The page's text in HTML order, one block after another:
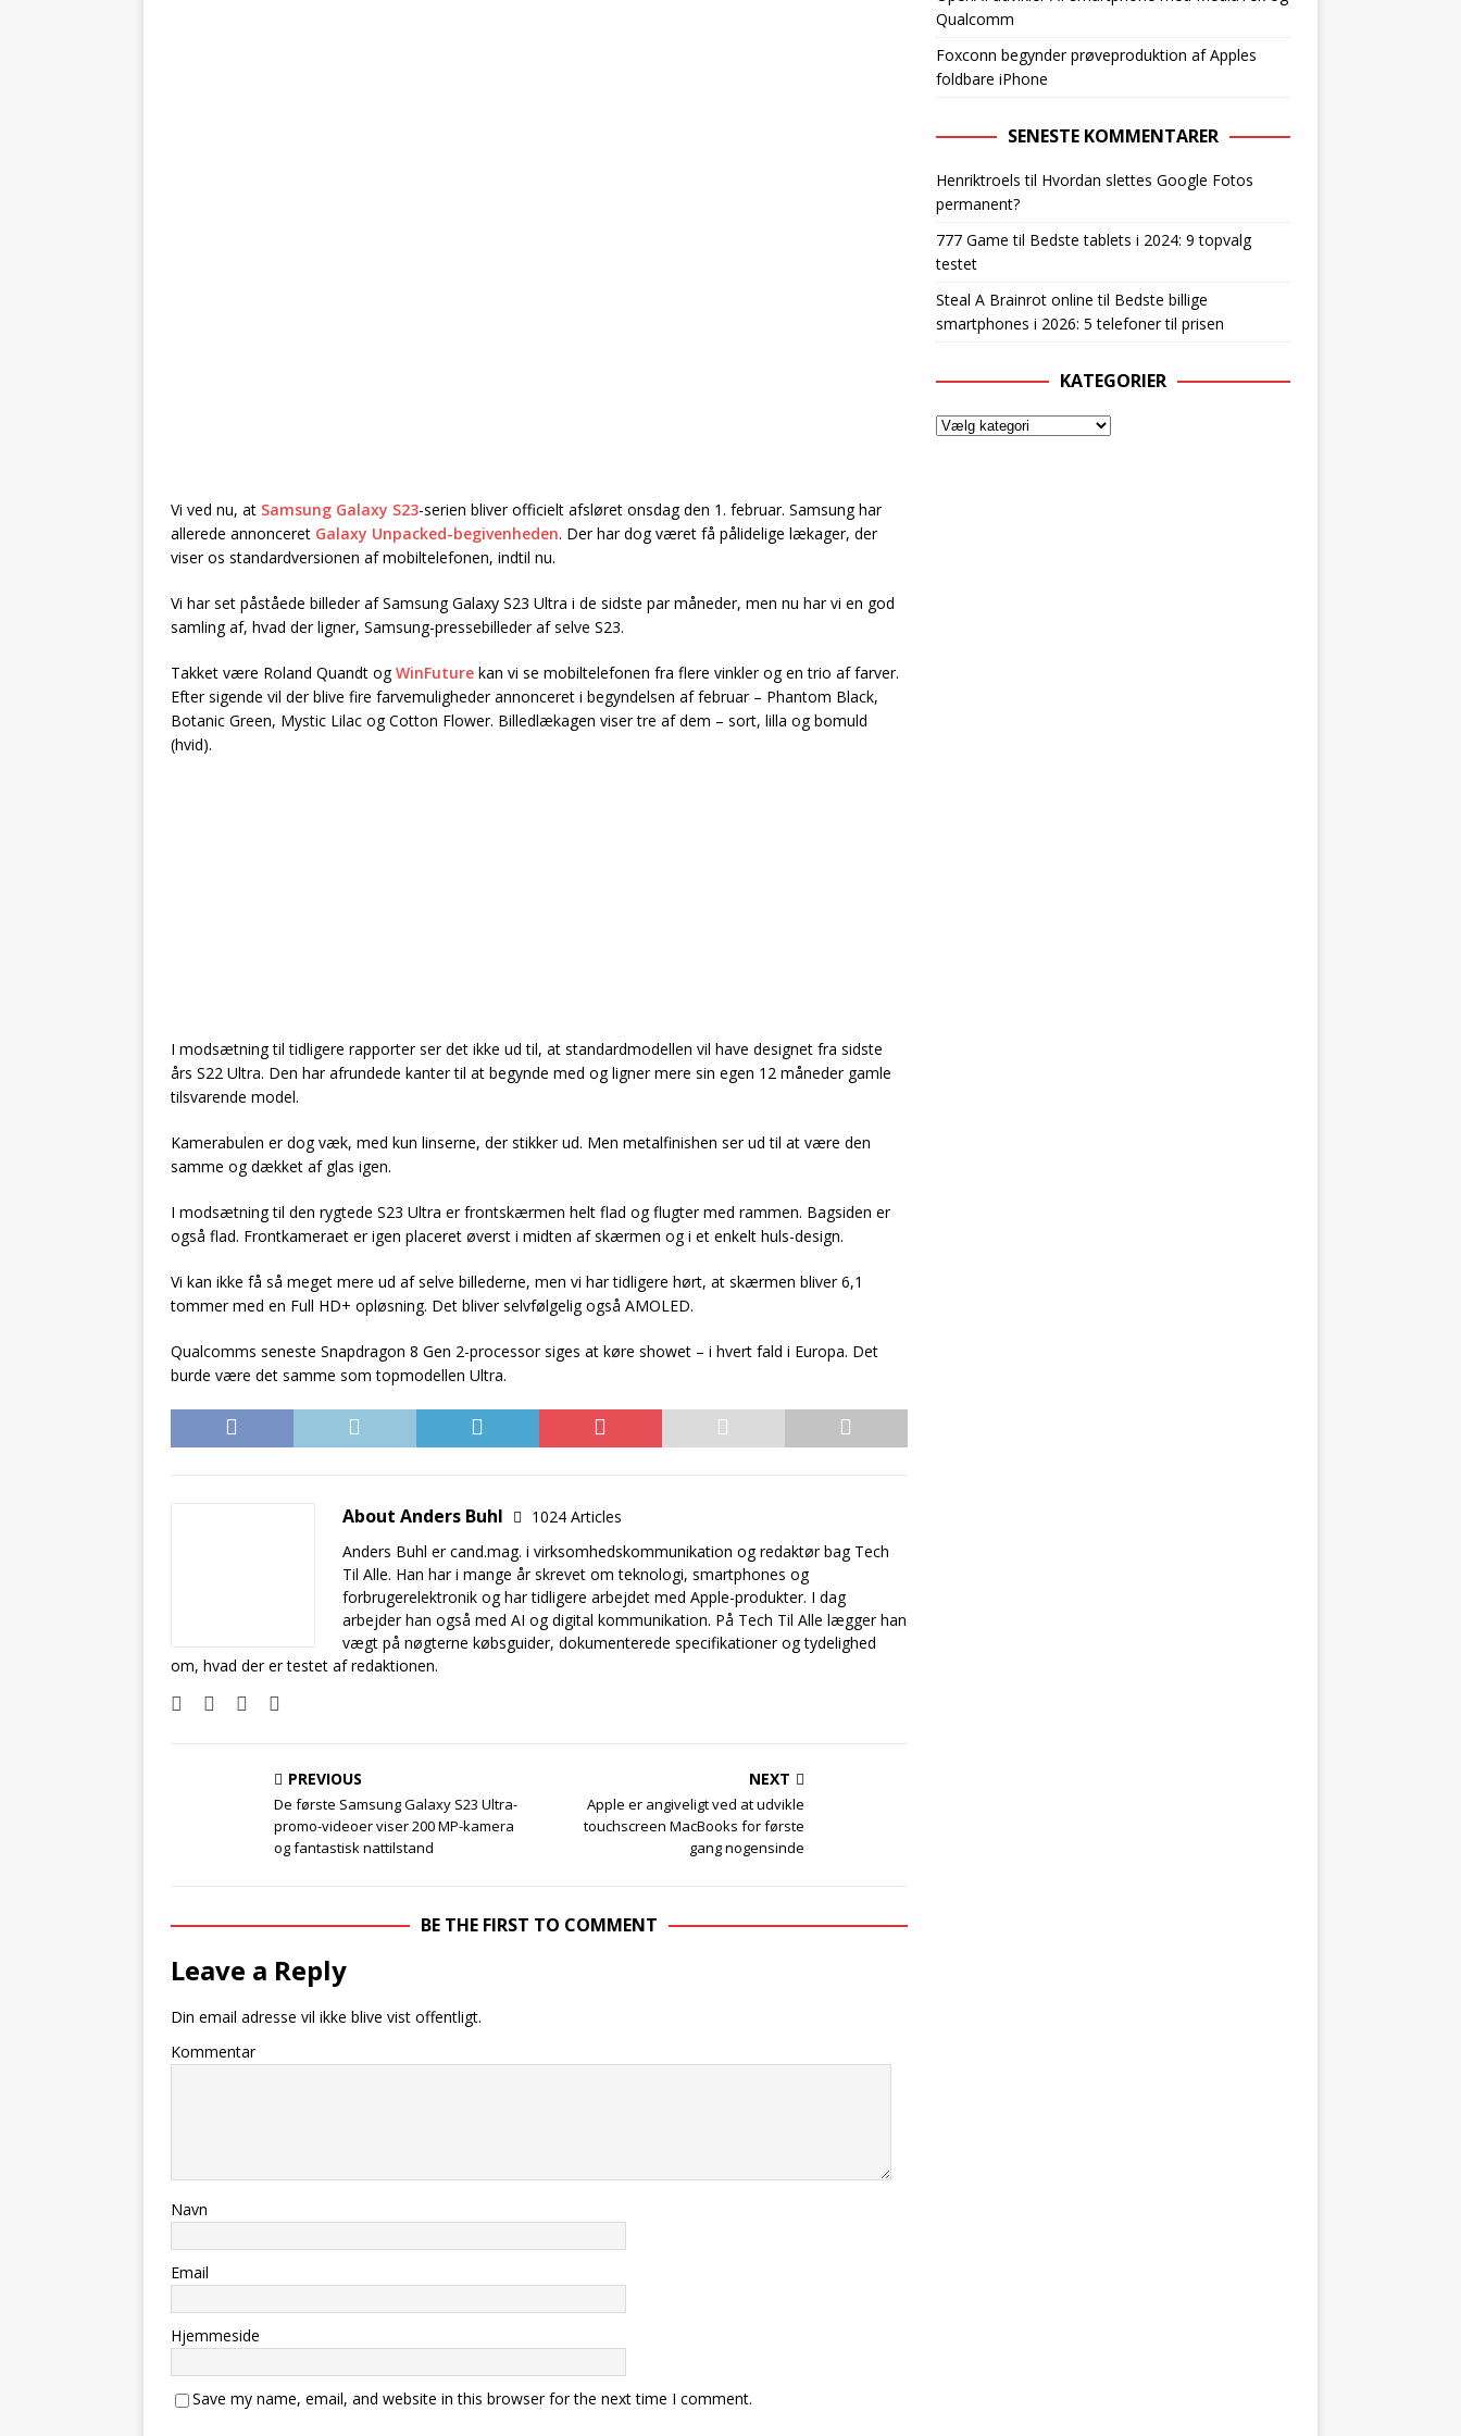
Vi ved nu, at Samsung Galaxy S23-serien bliver officielt afsløret onsdag den 1. februar. Samsung har
allerede annonceret Galaxy Unpacked-begivenheden. Der har dog været få pålidelige lækager, der
viser os standardversionen af mobiltelefonen, indtil nu.
Vi har set påståede billeder af Samsung Galaxy S23 Ultra i de sidste par måneder, men nu har vi en god
samling af, hvad der ligner, Samsung-pressebilleder af selve S23.
Takket være Roland Quandt ogWinFuture kan vi se mobiltelefonen fra flere vinkler og en trio af farver.
Efter sigende vil der blive fire farvemuligheder annonceret i begyndelsen af februar – Phantom Black,
Botanic Green, Mystic Lilac og Cotton Flower. Billedlækagen viser tre af dem – sort, lilla og bomuld
(hvid).
I modsætning til tidligere rapporter ser det ikke ud til, at standardmodellen vil have designet fra sidste
års S22 Ultra. Den har afrundede kanter til at begynde med og ligner mere sin egen 12 måneder gamle
tilsvarende model.
Kamerabulen er dog væk, med kun linserne, der stikker ud. Men metalfinishen ser ud til at være den
samme og dækket af glas igen.
I modsætning til den rygtede S23 Ultra er frontskærmen helt flad og flugter med rammen. Bagsiden er
også flad. Frontkameraet er igen placeret øverst i midten af skærmen og i et enkelt huls-design.
Vi kan ikke få så meget mere ud af selve billederne, men vi har tidligere hørt, at skærmen bliver 6,1
tommer med en Full HD+ opløsning. Det bliver selvfølgelig også AMOLED.
Qualcomms seneste Snapdragon 8 Gen 2-processor siges at køre showet – i hvert fald i Europa. Det
burde være det samme som topmodellen Ultra.
About Anders Buhl
1024 Articles
Anders Buhl er cand.mag. i virksomhedskommunikation og redaktør bag Tech
Til Alle. Han har i mange år skrevet om teknologi, smartphones og
forbrugerelektronik og har tidligere arbejdet med Apple-produkter. I dag
arbejder han også med AI og digital kommunikation. På Tech Til Alle lægger han
vægt på nøgterne købsguider, dokumenterede specifikationer og tydelighed
om, hvad der er testet af redaktionen.
PREVIOUS
De første Samsung Galaxy S23 Ultra-
promo-videoer viser 200 MP-kamera
og fantastisk nattilstand
NEXT
Apple er angiveligt ved at udvikle
touchscreen MacBooks for første
gang nogensinde
BE THE FIRST TO COMMENT
Leave a Reply
Din email adresse vil ikke blive vist offentligt.
Kommentar
Navn
Email
Hjemmeside
Save my name, email, and website in this browser for the next time I comment.
Qualcomm
Foxconn begynder prøveproduktion af Apples
foldbare iPhone
SENESTE KOMMENTARER
Henriktroels til Hvordan slettes Google Fotos
permanent?
777 Game til Bedste tablets i 2024: 9 topvalg
testet
Steal A Brainrot online til Bedste billige
smartphones i 2026: 5 telefoner til prisen
KATEGORIER